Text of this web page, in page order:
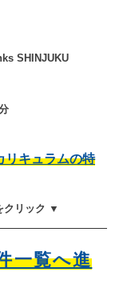
SHINJUKU
リキュラムの特
クリック ▼
一覧へ進